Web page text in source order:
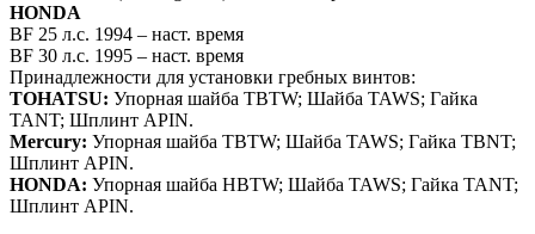
HONDA
BF 25 л.с. 1994 – наст. время
BF 30 л.с. 1995 – наст. время
Принадлежности для установки гребных винтов:
TOHATSU: Упорная шайба TBTW; Шайба TAWS; Гайка
TANT; Шплинт APIN.
Mercury: Упорная шайба TBTW; Шайба TAWS; Гайка TBNT;
Шплинт APIN.
HONDA: Упорная шайба HBTW; Шайба TAWS; Гайка TANT;
Шплинт APIN.